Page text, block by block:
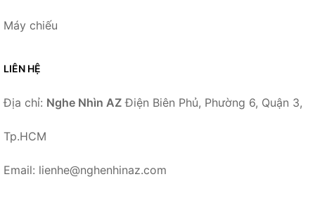
Máy chiếu
LIÊN HỆ
Địa chỉ: Nghe Nhìn AZ Điện Biên Phủ, Phường 6, Quận 3,
Tp.HCM
Email: lienhe@nghenhinaz.com